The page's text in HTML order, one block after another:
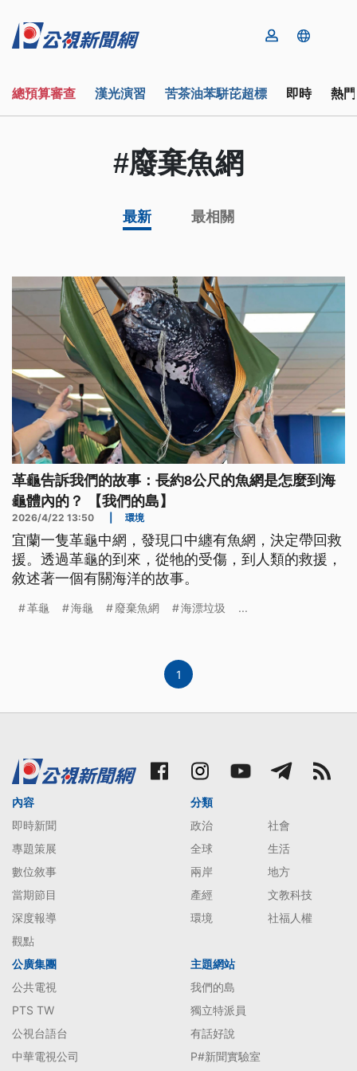
總預算審查 漢光演習 苦茶油苯駢芘超標 即時 熱
#廢棄魚網
最新 最相關
革龜告訴我們的故事：長約8公尺的魚網是怎麼到海
龜體內的？ 【我們的島】
2026/4/22 13:50 環境
宜蘭一隻革龜中網，發現口中纏有魚網，決定帶回救
援。透過革龜的到來，從牠的受傷，到人類的救援，
敘述著一個有關海洋的故事。
革龜 海龜 廢棄魚網 海漂垃圾 ...
1
內容
即時新聞
專題策展
數位敘事
當期節目
深度報導
觀點
分類
政治
社會
全球
生活
兩岸
地方
產經
文教科技
環境
社福人權
公廣集團
公共電視
PTS TW
公視台語台
中華電視公司
主題網站
我們的島
獨立特派員
有話好說
P#新聞實驗室